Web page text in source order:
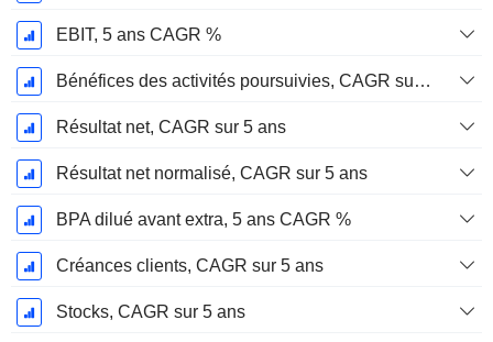
EBIT, 5 ans CAGR %
Bénéfices des activités poursuivies, CAGR sur 5 ans
Résultat net, CAGR sur 5 ans
Résultat net normalisé, CAGR sur 5 ans
BPA dilué avant extra, 5 ans CAGR %
Créances clients, CAGR sur 5 ans
Stocks, CAGR sur 5 ans